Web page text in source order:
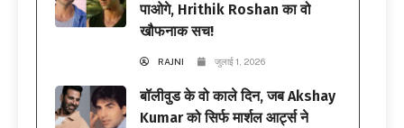
पाओगे, Hrithik Roshan का वो
खौफनाक सच!
RAJNI जुलाई 1, 2026
बॉलीवुड के वो काले दिन, जब Akshay
Kumar को सिर्फ मार्शल आर्ट्स ने